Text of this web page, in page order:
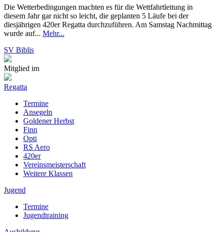
Die Wetterbedingungen machten es für die Wettfahrtleitung in
diesem Jahr gar nicht so leicht, die geplanten 5 Läufe bei der
diesjährigen 420er Regatta durchzuführen. Am Samstag Nachmittag
wurde auf... Mehr...
SV Biblis
Mitglied im
Regatta
Termine
Ansegeln
Goldener Herbst
Finn
Opti
RS Aero
420er
Vereinsmeisterschaft
Weitere Klassen
Jugend
Termine
Jugendtraining